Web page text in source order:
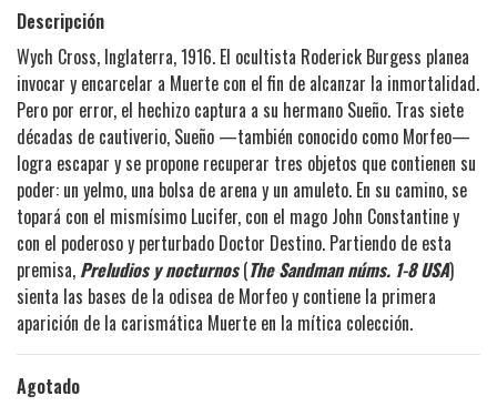
Descripción
Wych Cross, Inglaterra, 1916. El ocultista Roderick Burgess planea
invocar y encarcelar a Muerte con el fin de alcanzar la inmortalidad.
Pero por error, el hechizo captura a su hermano Sueño. Tras siete
décadas de cautiverio, Sueño —también conocido como Morfeo—
logra escapar y se propone recuperar tres objetos que contienen su
poder: un yelmo, una bolsa de arena y un amuleto. En su camino, se
topará con el mismísimo Lucifer, con el mago John Constantine y
con el poderoso y perturbado Doctor Destino. Partiendo de esta
premisa, Preludios y nocturnos(The Sandman núms. 1-8 USA)
sienta las bases de la odisea de Morfeo y contiene la primera
aparición de la carismática Muerte en la mítica colección.
Agotado